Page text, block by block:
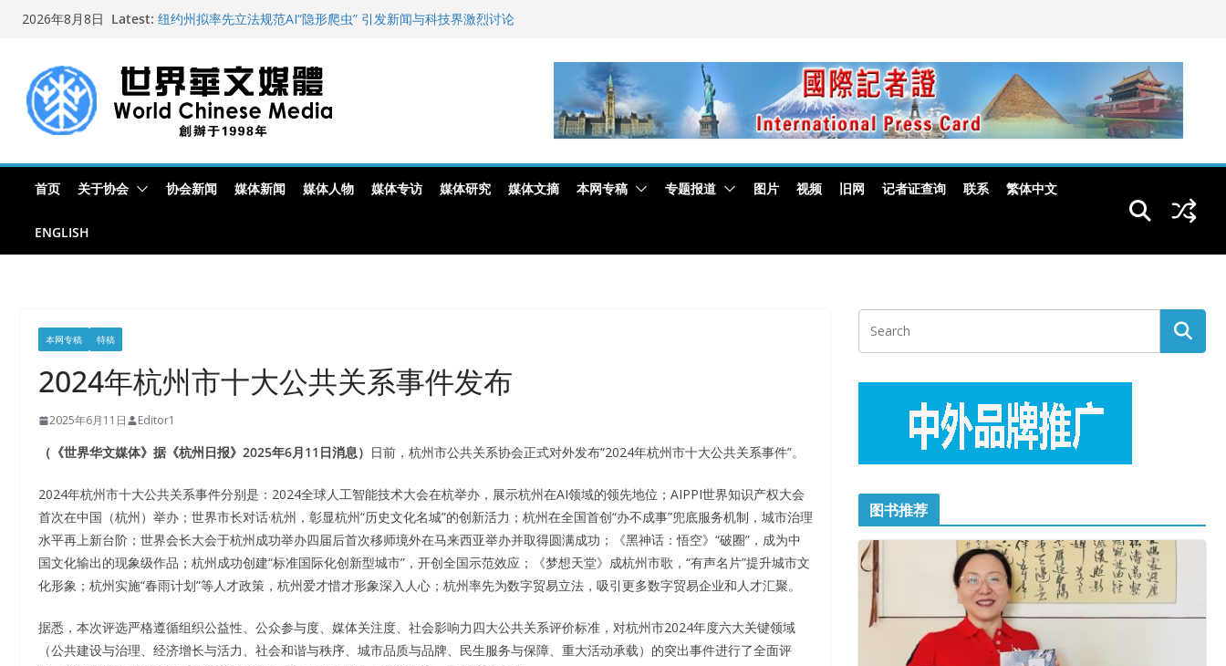
Skip
content
2026年8月8日 Latest: 纽约州拟率先立法规范AI“隐形爬虫” 引发新闻与科技界激烈讨论
从一杯沉香叶茶到一缕海南天香：加拿大茶艺师邓岚月海南沉香
文化考察纪行
全球新闻业正面临“代际脱钩”
首页 关于协会 协会新闻 媒体新闻 媒体人物 媒体专访 媒体研究 媒体文摘 本网专稿 专题报道 图片 视频 旧网 记者证查询 联系 繁体中文
ENGLISH
本网专稿 特稿
2024年杭州市十大公共关系事件发布
2025年6月11日 Editor1
（《世界华文媒体》据《杭州日报》2025年6月11日消息） 日前，杭州市公共关系协会正式对外发布“2024年杭州市十大公共关系事件”。
2024年杭州市十大公共关系事件分别是：2024全球人工智能技术大会在杭举办，展示杭州在AI领域的领先地位；AIPPI世界知识产权大会
首次在中国（杭州）举办；世界市长对话·杭州，彰显杭州“历史文化名城”的创新活力；杭州在全国首创“办不成事”兜底服务机制，城市治理
水平再上新台阶；世界会长大会于杭州成功举办四届后首次移师境外在马来西亚举办并取得圆满成功；《黑神话：悟空》“破圈”，成为中
国文化输出的现象级作品；杭州成功创建“标准国际化创新型城市”，开创全国示范效应；《梦想天堂》成杭州市歌，“有声名片”提升城市文
化形象；杭州实施“春雨计划”等人才政策，杭州爱才惜才形象深入人心；杭州率先为数字贸易立法，吸引更多数字贸易企业和人才汇聚。
据悉，本次评选严格遵循组织公益性、公众参与度、媒体关注度、社会影响力四大公共关系评价标准，对杭州市2024年度六大关键领域
（公共建设与治理、经济增长与活力、社会和谐与秩序、城市品质与品牌、民生服务与保障、重大活动承载）的突出事件进行了全面评
图书推荐